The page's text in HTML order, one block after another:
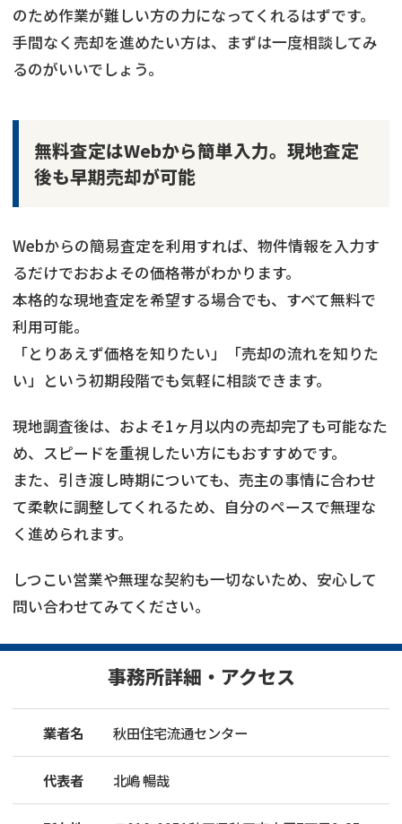
のため作業が難しい方の力になってくれるはずです。
手間なく売却を進めたい方は、まずは一度相談してみ
るのがいいでしょう。
無料査定はWebから簡単入力。現地査定
後も早期売却が可能
Webからの簡易査定を利用すれば、物件情報を入力す
るだけでおおよその価格帯がわかります。
本格的な現地査定を希望する場合でも、すべて無料で
利用可能。
「とりあえず価格を知りたい」「売却の流れを知りた
い」という初期段階でも気軽に相談できます。
現地調査後は、およそ1ヶ月以内の売却完了も可能なた
め、スピードを重視したい方にもおすすめです。
また、引き渡し時期についても、売主の事情に合わせ
て柔軟に調整してくれるため、自分のペースで無理な
く進められます。
しつこい営業や無理な契約も一切ないため、安心して
問い合わせてみてください。
事務所詳細・アクセス
業者名 秋田住宅流通センター
代表者 北嶋 暢哉